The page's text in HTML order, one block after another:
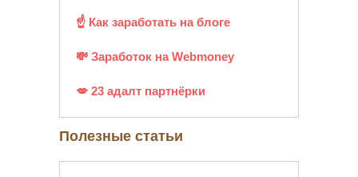
☝ Как заработать на блоге
💸 Заработок на Webmoney
💋 23 адалт партнёрки
Полезные статьи